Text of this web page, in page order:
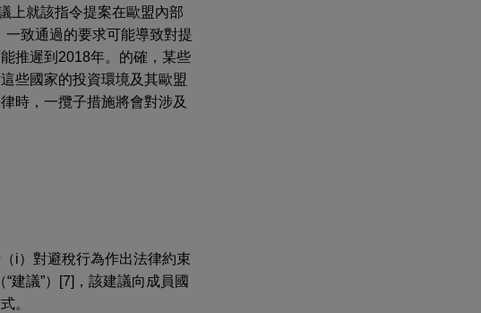
上就該指令提案在歐盟內部
致通過的要求可能導致對提
推遲到2018年。的確，某些
些國家的投資環境及其歐盟
時，一攬子措施將會對涉及
i）對避稅行為作出法律約束
建議”）[7]，該建議向成員國
。